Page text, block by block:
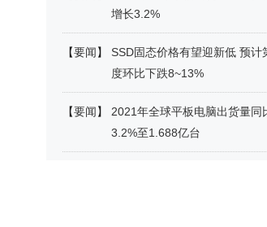
增长3.2%
【要闻】
SSD固态价格有望迎新低 预计
度环比下跌8~13%
【要闻】
2021年全球平板电脑出货量同
3.2%至1.688亿台